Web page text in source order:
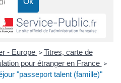
- Europe > Titres, carte de
pour étranger en France >
"passeport talent (famille)"